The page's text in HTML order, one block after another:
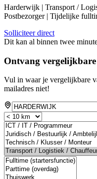
Harderwijk | Transport /
Postbezorger | Tijdelijke
Solliciteer direct
Dit kan al binnen twee
Ontvang
Vul in waar je vergelijkbare
mailadres niet!